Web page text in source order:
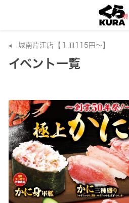
城南片江店【１皿115円～】
イベント一覧